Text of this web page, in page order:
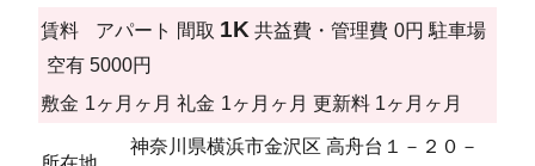
賃料 アパート 間取 1K 共益費・管理費 0円 駐車場
空有 5000円
敷金 1ヶ月ヶ月 礼金 1ヶ月ヶ月 更新料 1ヶ月ヶ月
神奈川県横浜市金沢区 高舟台１－２０－